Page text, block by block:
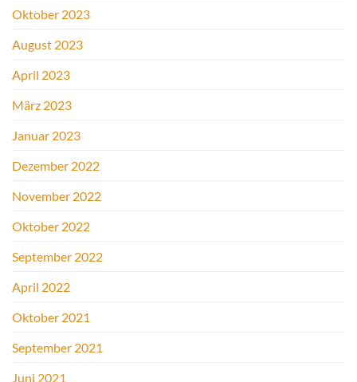
Oktober 2023
August 2023
April 2023
März 2023
Januar 2023
Dezember 2022
November 2022
Oktober 2022
September 2022
April 2022
Oktober 2021
September 2021
Juni 2021